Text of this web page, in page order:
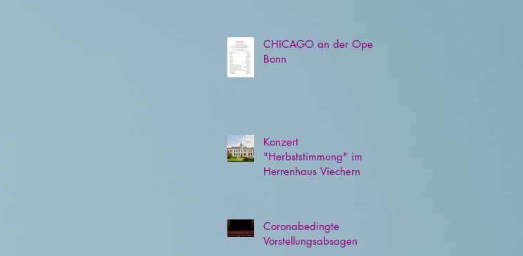
CHICAGO an der Oper
Bonn
Konzert
"Herbststimmung" im
Herrenhaus Viechern
Coronabedingte
Vorstellungsabsagen